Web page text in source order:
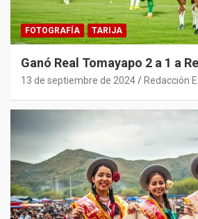
FOTOGRAFÍA TARIJA
Ganó Real Tomayapo 2 a 1 a
13 de septiembre de 2024 Redacción